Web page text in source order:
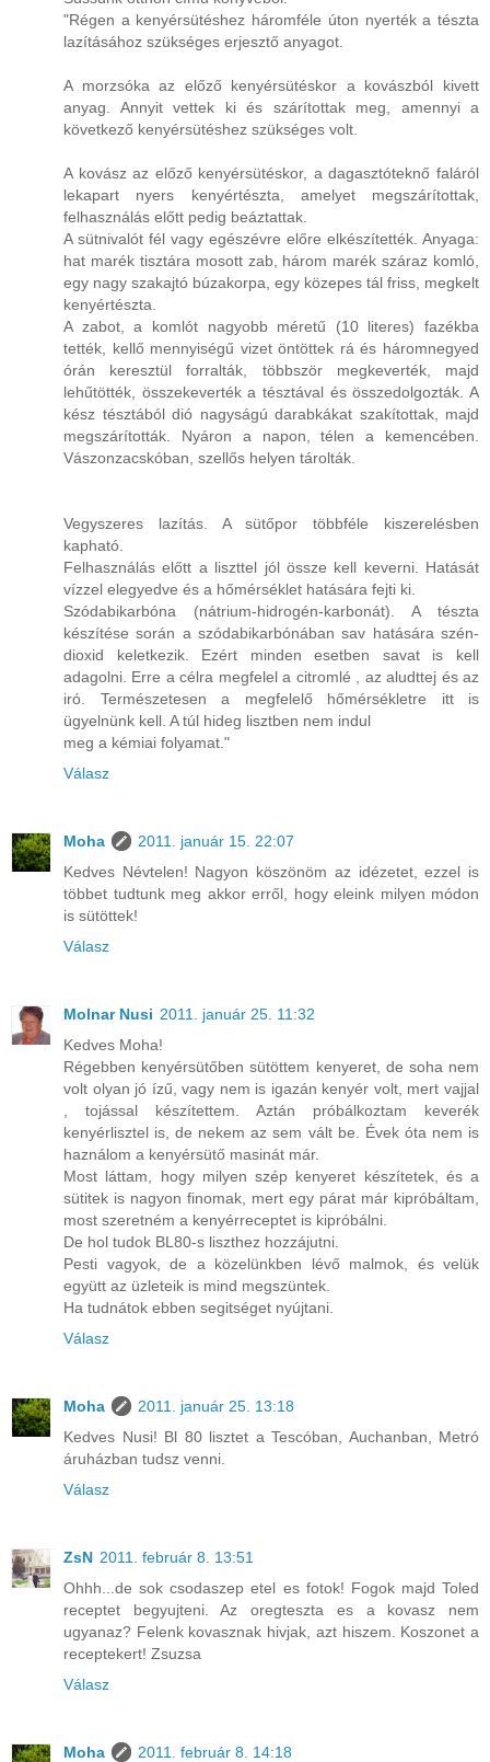
"Régen a kenyérsütéshez háromféle úton nyerték a tészta
lazításához szükséges erjesztő anyagot.
A morzsóka az előző kenyérsütéskor a kovászból kivett
anyag. Annyit vettek ki és szárítottak meg, amennyi a
következő kenyérsütéshez szükséges volt.
A kovász az előző kenyérsütéskor, a dagasztóteknő faláról
lekapart nyers kenyértészta, amelyet megszárítottak,
felhasználás előtt pedig beáztattak.
A sütnivalót fél vagy egészévre előre elkészítették. Anyaga:
hat marék tisztára mosott zab, három marék száraz komló,
egy nagy szakajtó búzakorpa, egy közepes tál friss, megkelt
kenyértészta.
A zabot, a komlót nagyobb méretű (10 literes) fazékba
tették, kellő mennyiségű vizet öntöttek rá és háromnegyed
órán keresztül forralták, többször megkeverték, majd
lehűtötték, összekeverték a tésztával és összedolgozták. A
kész tésztából dió nagyságú darabkákat szakítottak, majd
megszárították. Nyáron a napon, télen a kemencében.
Vászonzacskóban, szellős helyen tárolták.
Vegyszeres lazítás. A sütőpor többféle kiszerelésben
kapható.
Felhasználás előtt a liszttel jól össze kell keverni. Hatását
vízzel elegyedve és a hőmérséklet hatására fejti ki.
Szódabikarbóna (nátrium-hidrogén-karbonát). A tészta
készítése során a szódabikarbónában sav hatására szén-
dioxid keletkezik. Ezért minden esetben savat is kell
adagolni. Erre a célra megfelel a citromlé , az aludttej és az
iró. Természetesen a megfelelő hőmérsékletre itt is
ügyelnünk kell. A túl hideg lisztben nem indul
meg a kémiai folyamat."
Válasz
Moha
2011. január 15. 22:07
Kedves Névtelen! Nagyon köszönöm az idézetet, ezzel is
többet tudtunk meg akkor erről, hogy eleink milyen módon
is sütöttek!
Válasz
Molnar Nusi 2011. január 25. 11:32
Kedves Moha!
Régebben kenyérsütőben sütöttem kenyeret, de soha nem
volt olyan jó ízű, vagy nem is igazán kenyér volt, mert vajjal
, tojással készítettem. Aztán próbálkoztam keverék
kenyérlisztel is, de nekem az sem vált be. Évek óta nem is
haználom a kenyérsütő masinát már.
Most láttam, hogy milyen szép kenyeret készítetek, és a
sütitek is nagyon finomak, mert egy párat már kipróbáltam,
most szeretném a kenyérreceptet is kipróbálni.
De hol tudok BL80-s liszthez hozzájutni.
Pesti vagyok, de a közelünkben lévő malmok, és velük
együtt az üzleteik is mind megszüntek.
Ha tudnátok ebben segitséget nyújtani.
Válasz
Moha
2011. január 25. 13:18
Kedves Nusi! Bl 80 lisztet a Tescóban, Auchanban, Metró
áruházban tudsz venni.
Válasz
ZsN 2011. február 8. 13:51
Ohhh...de sok csodaszep etel es fotok! Fogok majd Toled
receptet begyujteni. Az oregteszta es a kovasz nem
ugyanaz? Felenk kovasznak hivjak, azt hiszem. Koszonet a
receptekert! Zsuzsa
Válasz
Moha
2011. február 8. 14:18